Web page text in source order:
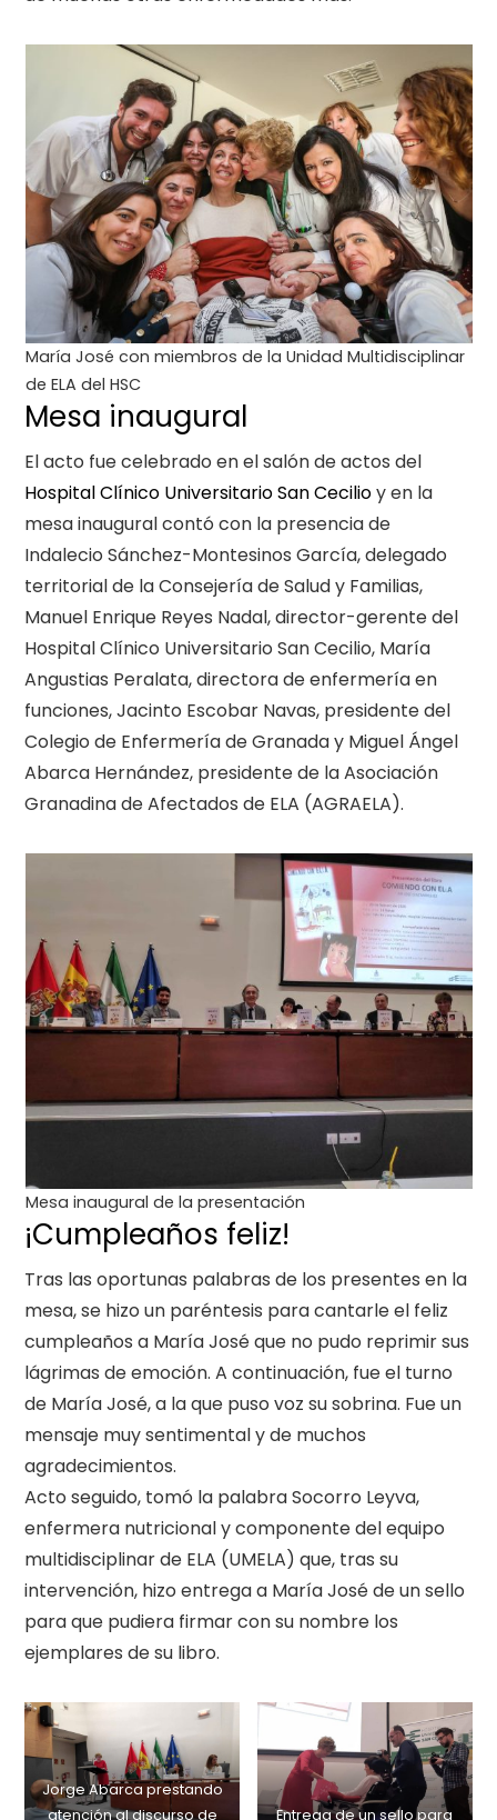
María José con miembros de la Unidad Multidisciplinar
de ELA del HSC
Mesa inaugural
El acto fue celebrado en el salón de actos del
Hospital Clínico Universitario San Cecilioy en la
mesa inaugural contó con la presencia de
Indalecio Sánchez-Montesinos García, delegado
territorial de la Consejería de Salud y Familias,
Manuel Enrique Reyes Nadal, director-gerente del
Hospital Clínico Universitario San Cecilio, María
Angustias Peralata, directora de enfermería en
funciones, Jacinto Escobar Navas, presidente del
Colegio de Enfermería de Granada y Miguel Ángel
Abarca Hernández, presidente de la Asociación
Granadina de Afectados de ELA (AGRAELA).
Mesa inaugural de la presentación
¡Cumpleaños feliz!
Tras las oportunas palabras de los presentes en la
mesa, se hizo un paréntesis para cantarle el feliz
cumpleaños a María José que no pudo reprimir sus
lágrimas de emoción. A continuación, fue el turno
de María José, a la que puso voz su sobrina. Fue un
mensaje muy sentimental y de muchos
agradecimientos.
Acto seguido, tomó la palabra Socorro Leyva,
enfermera nutricional y componente del equipo
multidisciplinar de ELA (UMELA) que, tras su
intervención, hizo entrega a María José de un sello
para que pudiera firmar con su nombre los
ejemplares de su libro.
Jorge Abarca prestando
atención al discurso de
Entrega de un sello para